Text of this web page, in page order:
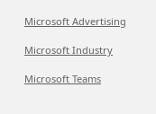
Microsoft Advertising
Microsoft Industry
Microsoft Teams